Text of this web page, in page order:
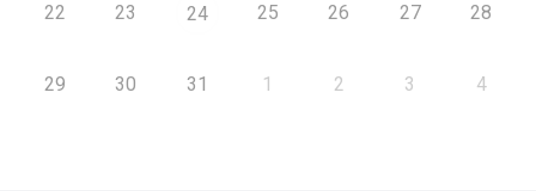
22 23 24 25 26 27 28
29 30 31 1 2 3 4